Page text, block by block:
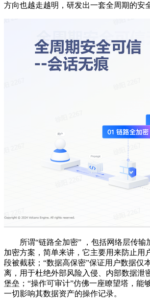
方向也越走越明，研发出一套全周期的安
所谓“链路全加密” ，包括网络层传输
加密方案，简单来讲，它主要用来防止用
段被截获；“数据高保密”保证用户数据仅
离，用于杜绝外部风险入侵、内部数据泄
堡垒；“操作可审计”仿佛一座瞭望塔，能
一切影响其数据资产的操作记录。